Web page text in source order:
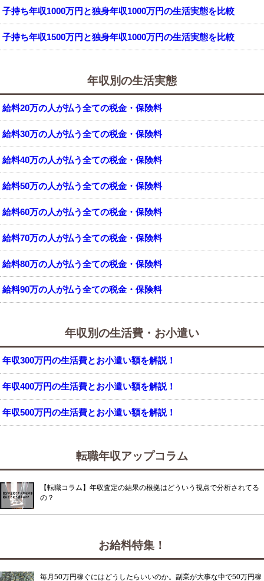
子持ち年収1000万円と独身年収1000万円の生活実態を比較
子持ち年収1500万円と独身年収1000万円の生活実態を比較
年収別の生活実態
給料20万の人が払う全ての税金・保険料
給料30万の人が払う全ての税金・保険料
給料40万の人が払う全ての税金・保険料
給料50万の人が払う全ての税金・保険料
給料60万の人が払う全ての税金・保険料
給料70万の人が払う全ての税金・保険料
給料80万の人が払う全ての税金・保険料
給料90万の人が払う全ての税金・保険料
年収別の生活費・お小遣い
年収300万円の生活費とお小遣い額を解説！
年収400万円の生活費とお小遣い額を解説！
年収500万円の生活費とお小遣い額を解説！
転職年収アップコラム
【転職コラム】年収査定の結果の根拠はどういう視点で分析されてる
の？
お給料特集！
毎月50万円稼ぐにはどうしたらいいのか。副業が大事な中で50万円稼